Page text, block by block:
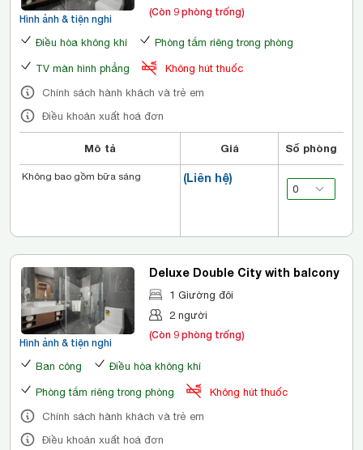
Hình ảnh & tiện nghi
(Còn 9 phòng trống)
Điều hòa không khí Phòng tắm riêng trong phòng
TV màn hình phẳng
Không hút thuốc
Chính sách hành khách và trẻ em
Điều khoản xuất hoá đơn
Mô tả Giá Số phòng
(Liên hệ)
Không bao gồm bữa sáng
Hình ảnh & tiện nghi
Deluxe Double City with balcony
1 Giường đôi
2 người
(Còn 9 phòng trống)
Ban công Điều hòa không khí
Phòng tắm riêng trong phòng
Không hút thuốc
Chính sách hành khách và trẻ em
Điều khoản xuất hoá đơn